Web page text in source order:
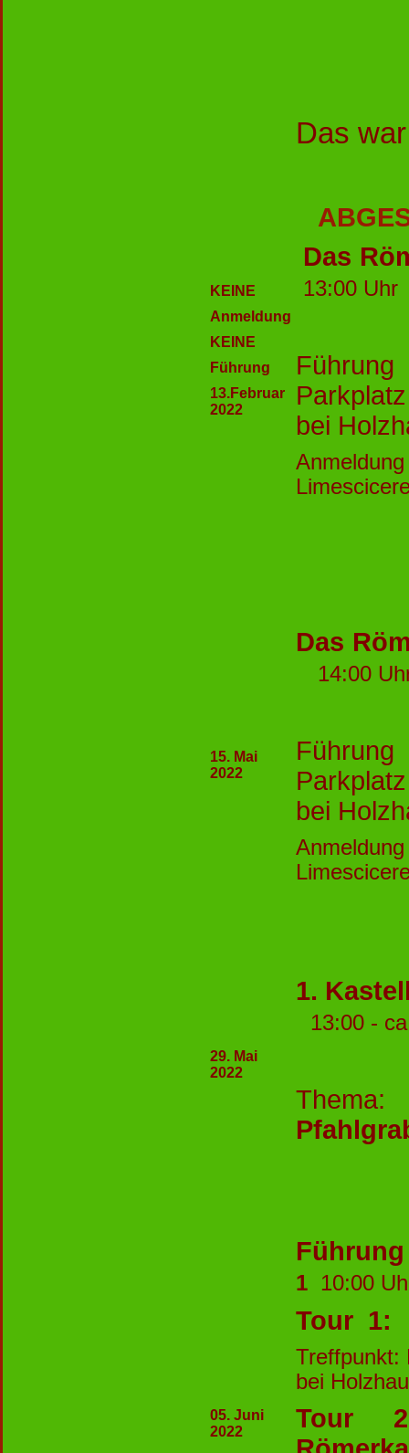
Das
KEINE
Anmeld ung
KEINE
Führung
13.Februar
2022
Das
13:00
F
bei
15. Mai
2022
Das
14:00
bei
29. Mai
2022
1.
13:00 -
Thema:
05. Juni
2022
1 10:00
Tour 1:
Treffpunkt:
bei
Tour